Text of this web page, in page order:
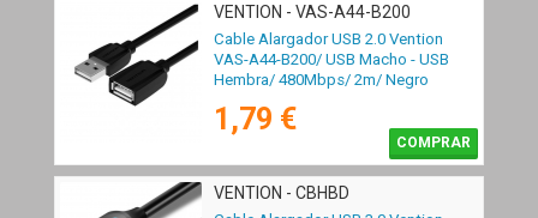
VENTION - VAS-A44-B200
Cable Alargador USB 2.0 Vention
VAS-A44-B200/ USB Macho - USB
Hembra/ 480Mbps/ 2m/ Negro
1,79 €
COMPRAR
VENTION - CBHBD